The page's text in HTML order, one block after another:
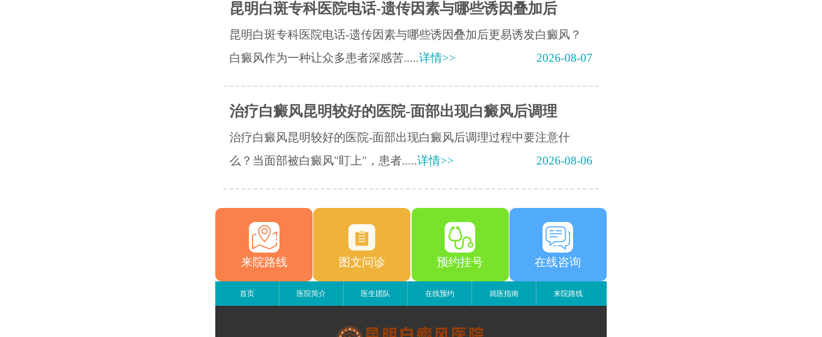
昆明白斑专科医院电话-遗传因素与哪些诱因叠加后
昆明白斑专科医院电话-遗传因素与哪些诱因叠加后更易诱发白癜风？
白癜风作为一种让众多患者深感苦.....详情>> 2026-08-07
治疗白癜风昆明较好的医院-面部出现白癜风后调理
治疗白癜风昆明较好的医院-面部出现白癜风后调理过程中要注意什
么？当面部被白癜风"盯上"，患者.....详情>> 2026-08-06
来院路线 图文问诊 预约挂号 在线咨询
首页 医院简介 医生团队 在线预约 就医指南 来院路线